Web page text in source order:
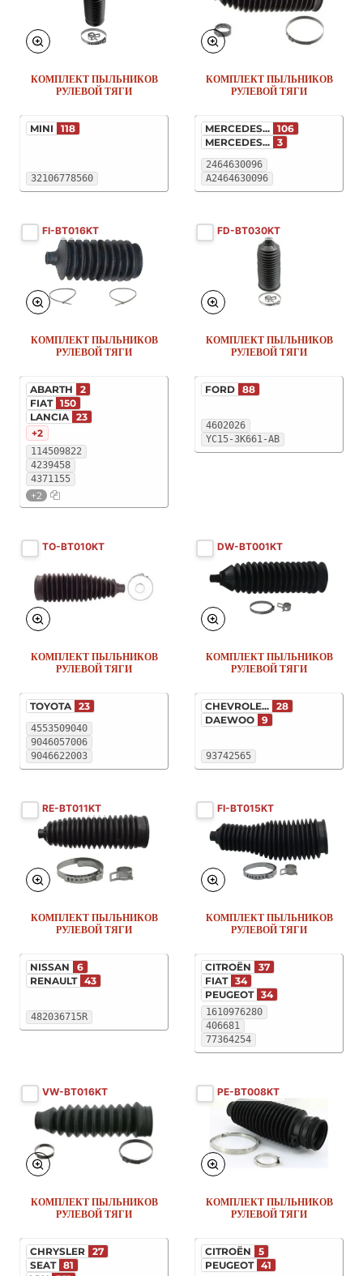
32106778560
MINI 118
КОМПЛЕКТ ПЫЛЬНИКОВ
РУЛЕВОЙ ТЯГИ
2464630096
A2464630096
MERCEDES... 106
MERCEDES... 3
КОМПЛЕКТ ПЫЛЬНИКОВ
РУЛЕВОЙ ТЯГИ
FI-BT016KT
114509822
4239458
4371155
+2
ABARTH
2
FIAT 150
LANCIA 23
+2
КОМПЛЕКТ ПЫЛЬНИКОВ
РУЛЕВОЙ ТЯГИ
FD-BT030KT
4602026
YC15-3K661-AB
FORD 88
КОМПЛЕКТ ПЫЛЬНИКОВ
РУЛЕВОЙ ТЯГИ
TO-BT010KT
4553509040
9046057006
9046622003
TOYOTA 23
КОМПЛЕКТ ПЫЛЬНИКОВ
РУЛЕВОЙ ТЯГИ
DW-BT001KT
93742565
CHEVROLE... 28
DAEWOO 9
КОМПЛЕКТ ПЫЛЬНИКОВ
РУЛЕВОЙ ТЯГИ
RE-BT011KT
482036715R
NISSAN
6
RENAULT 43
КОМПЛЕКТ ПЫЛЬНИКОВ
РУЛЕВОЙ ТЯГИ
FI-BT015KT
1610976280
406681
77364254
CITROËN
37
FIAT 34
PEUGEOT 34
КОМПЛЕКТ ПЫЛЬНИКОВ
РУЛЕВОЙ ТЯГИ
VW-BT016KT
CHRYSLER 27
SEAT 81
КОМПЛЕКТ ПЫЛЬНИКОВ
РУЛЕВОЙ ТЯГИ
PE-BT008KT
CITROËN
5
PEUGEOT 41
КОМПЛЕКТ ПЫЛЬНИКОВ
РУЛЕВОЙ ТЯГИ